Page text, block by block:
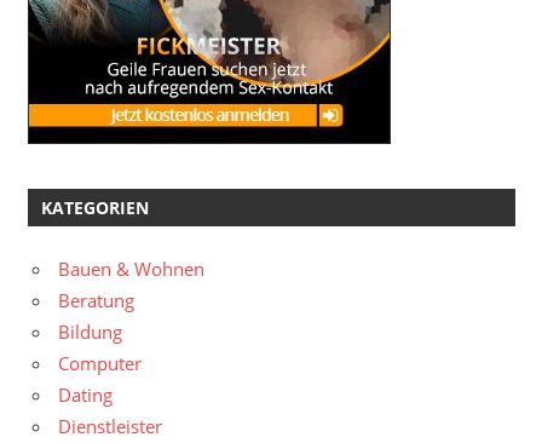
KATEGORIEN
Bauen & Wohnen
Beratung
Bildung
Computer
Dating
Dienstleister